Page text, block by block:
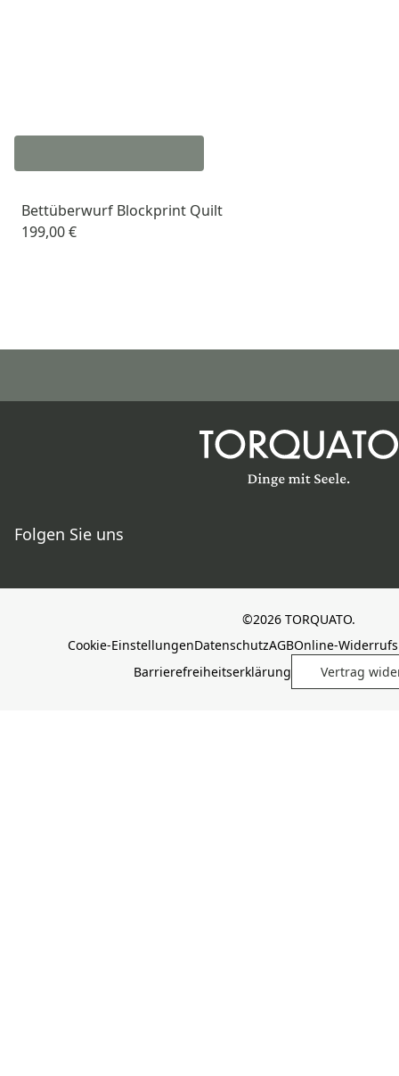
Bettüberwurf Blockprint Quilt
199,00 €
Folgen Sie uns
©2026 TORQUATO.
Cookie-EinstellungenDatenschutzAGBOnline-
Barrierefreiheitserklärung
Vertrag